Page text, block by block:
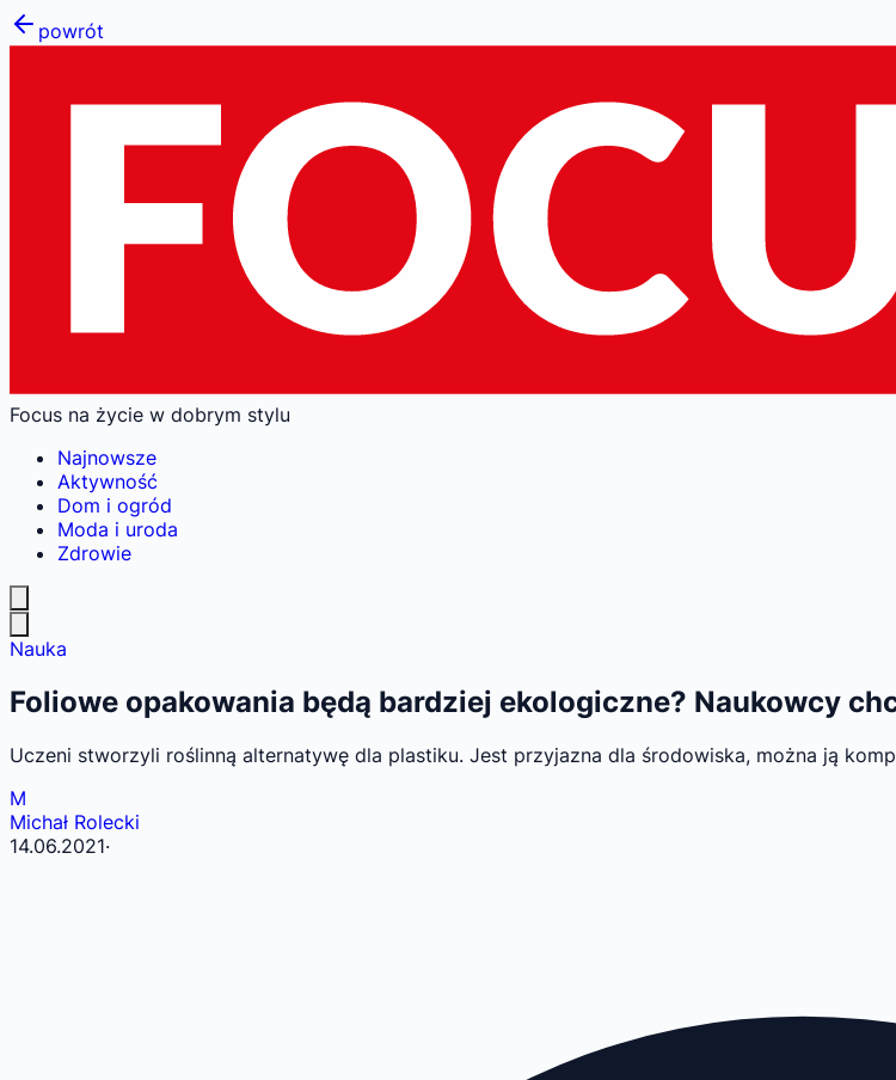
powrót
Focus na życie w dobrym stylu
Najnowsze
Aktywność
Dom i ogród
Moda i uroda
Zdrowie
Nauka
Foliowe opakowania będą bardziej ekologiczne? Naukowcy
Uczeni stworzyli roślinną alternatywę dla plastiku. Jest przyjazna dla środowiska, można ją
M
Michał Rolecki
14.06.2021·